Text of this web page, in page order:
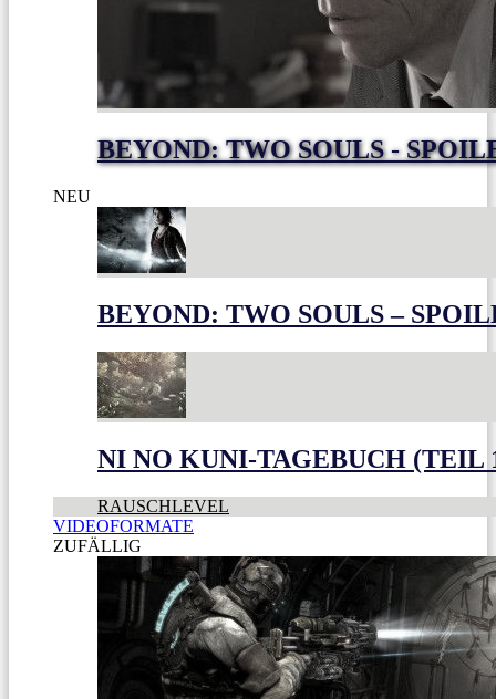
BEYOND: TWO SOULS -
NEU
BEYOND: TWO SOULS –
NI NO KUNI-TAGEBUCH (TEIL
RAUSCHLEVEL
VIDEOFORMATE
ZUFÄLLIG